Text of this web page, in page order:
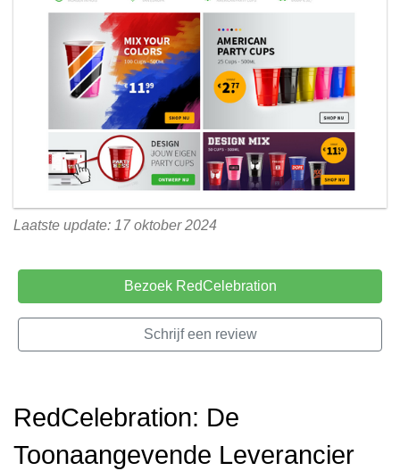
Laatste update: 17 oktober 2024
Bezoek RedCelebration
Schrijf een review
RedCelebration: De
Toonaangevende Leverancier